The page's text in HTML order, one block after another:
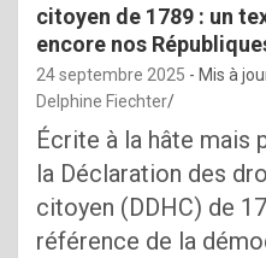
citoyen de 1789 : un
encore nos
24 septembre 2025 - Mis à
Delphine Fiechter
Écrite à la hâte mais
la Déclaration des
citoyen (DDHC) de
référence de la